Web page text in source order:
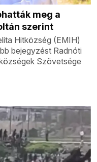
meg a
szerint
Hitközség (EMIH)
bejegyzést Radnóti
Szövetsége